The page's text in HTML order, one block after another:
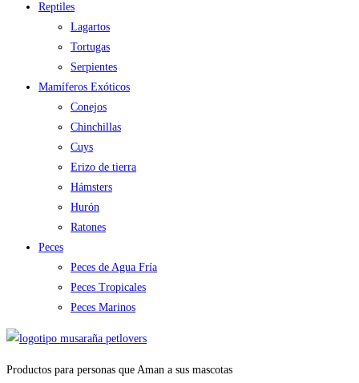
Reptiles
Lagartos
Tortugas
Serpientes
Mamíferos Exóticos
Conejos
Chinchillas
Cuys
Erizo de tierra
Hámsters
Hurón
Ratones
Peces
Peces de Agua Fría
Peces Tropicales
Peces Marinos
Productos para personas que Aman a sus mascotas